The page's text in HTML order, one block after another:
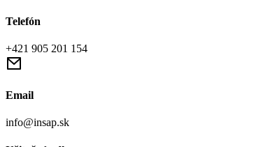
Telefón
+421 905 201 154
Email
info@insap.sk